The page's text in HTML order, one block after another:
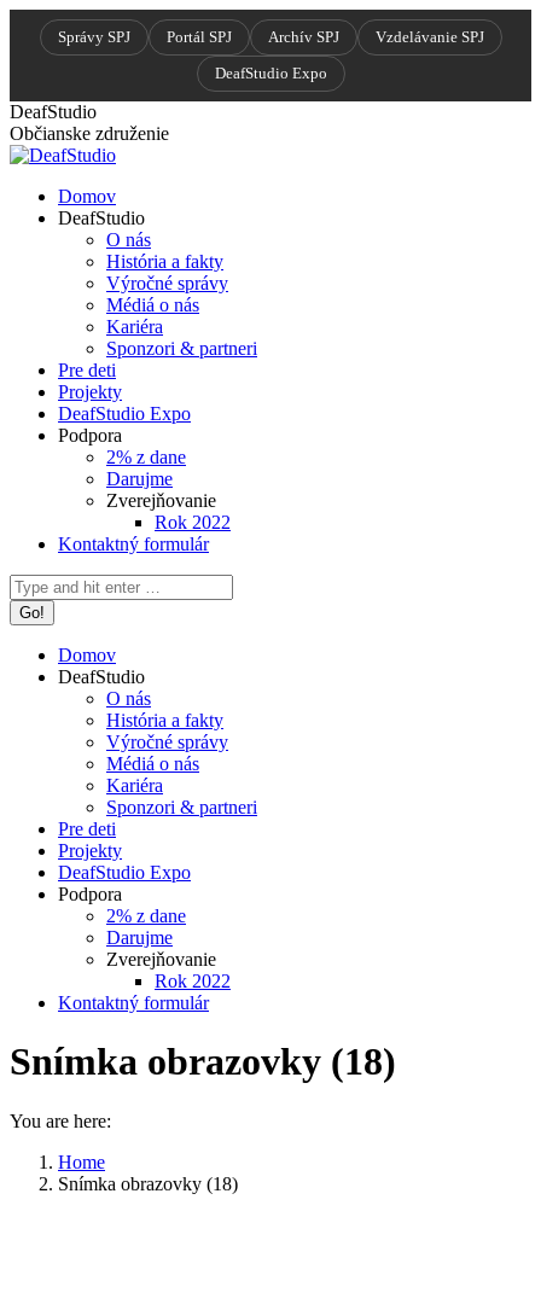
Správy SPJ Portál SPJ Archív SPJ
Vzdelávanie SPJ
DeafStudio Expo
content
Skip
to
content
DeafStudio
Občianske združenie
Domov
DeafStudio
O nás
História a fakty
Výročné správy
Médiá o nás
Kariéra
Sponzori & partneri
Pre deti
Projekty
DeafStudio Expo
Podpora
2% z dane
Darujme
Zverejňovanie
Rok 2022
Kontaktný formulár
Search:
Domov
DeafStudio
O nás
História a fakty
Výročné správy
Médiá o nás
Kariéra
Sponzori & partneri
Pre deti
Projekty
DeafStudio Expo
Podpora
2% z dane
Darujme
Zverejňovanie
Rok 2022
Kontaktný formulár
Snímka obrazovky (18)
You are here:
Home
Snímka obrazovky (18)